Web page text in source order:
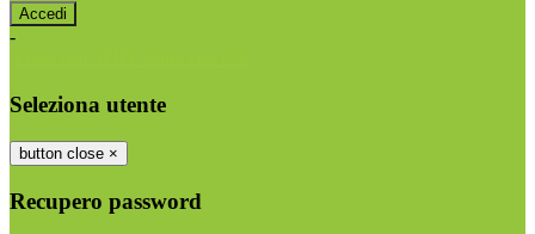
-
Seleziona utente
button close ×
Recupero password